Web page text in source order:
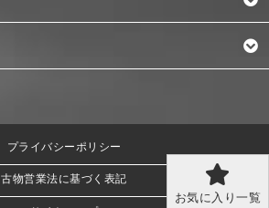
お気に入り一覧
プライバシーポリシー
古物営業法に基づく表記